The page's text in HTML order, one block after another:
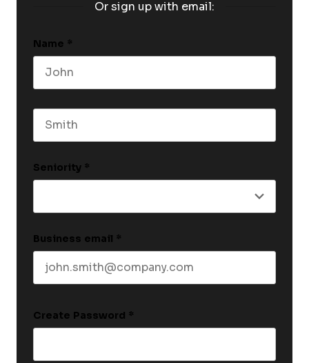
Or sign up with email:
Name *
Seniority *
Business email *
Create Password *